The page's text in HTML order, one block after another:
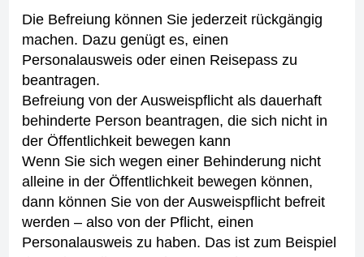
Die Befreiung können Sie jederzeit rückgängig
machen. Dazu genügt es, einen
Personalausweis oder einen Reisepass zu
beantragen.
Befreiung von der Ausweispflicht als dauerhaft
behinderte Person beantragen, die sich nicht in
der Öffentlichkeit bewegen kann
Wenn Sie sich wegen einer Behinderung nicht
alleine in der Öffentlichkeit bewegen können,
dann können Sie von der Ausweispflicht befreit
werden – also von der Pflicht, einen
Personalausweis zu haben. Das ist zum Beispiel